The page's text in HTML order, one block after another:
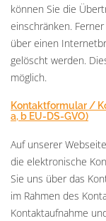
können Sie die
einschränken.
über einen
gelöscht werden.
möglich.
Kontaktformular /
a, b EU-DS-GVO)
Auf unserer
die elektronische
Sie uns über das
im Rahmen des
Kontaktaufnahme